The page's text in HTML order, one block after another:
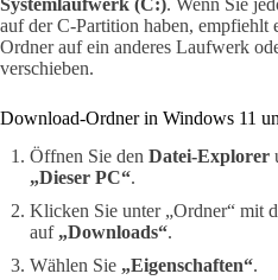
auf der C-Partition haben, empfiehlt
Ordner auf ein anderes Laufwerk
verschieben.
Download-Ordner in Windows 11
Öffnen Sie den Datei-Explorer
„Dieser PC“.
Klicken Sie unter „Ordner“ mit
auf „Downloads“.
Wählen Sie „Eigenschaften“.